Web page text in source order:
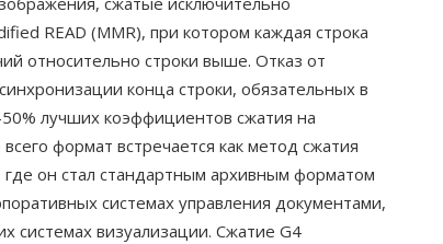
READ (MMR), при котором каждая строка
относительно строки выше. Отказ от
конца строки, обязательных в
лучших коэффициентов сжатия на
формат встречается как метод сжатия
где он стал стандартным архивным форматом
системах управления документами,
системах визуализации. Сжатие G4